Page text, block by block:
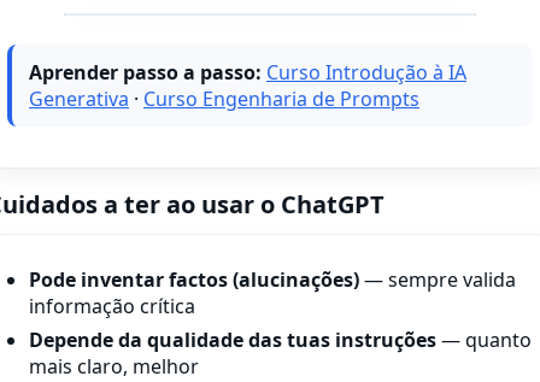
Aprender passo a passo: Curso Introdução à IA
Generativa · Curso Engenharia de Prompts
a ter ao usar o ChatGPT
Pode inventar factos (alucinações)— sempre valida
informação crítica
Depende da qualidade das tuas instruções— quanto
mais claro, melhor